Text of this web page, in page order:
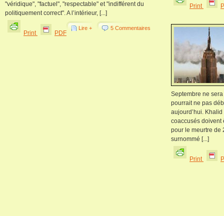
"véridique", "factuel", "respectable" et "indifférent du
politiquement correct". A l’intérieur, [...]
Print PDF
Lire + 5 Commentaires
Print
Septembre ne
pourrait ne pas
aujourd’hui.
coaccusés doivent
pour le meurtre de
surnommé [...]
Print